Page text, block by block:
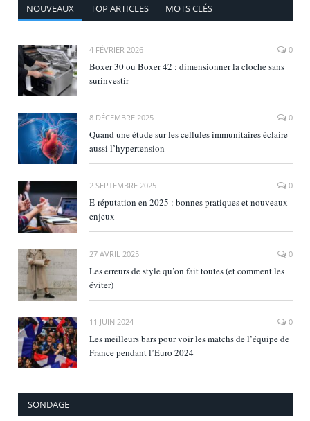
NOUVEAUX TOP ARTICLES MOTS CLÉS
4 FÉVRIER 2026 0
Boxer 30 ou Boxer 42 : dimensionner la cloche sans
surinvestir
8 DÉCEMBRE 2025 0
Quand une étude sur les cellules immunitaires éclaire
aussi l’hypertension
2 SEPTEMBRE 2025 0
E‑réputation en 2025 : bonnes pratiques et nouveaux
enjeux
27 AVRIL 2025 0
Les erreurs de style qu’on fait toutes (et comment les
éviter)
11 JUIN 2024 0
Les meilleurs bars pour voir les matchs de l’équipe de
France pendant l’Euro 2024
SONDAGE